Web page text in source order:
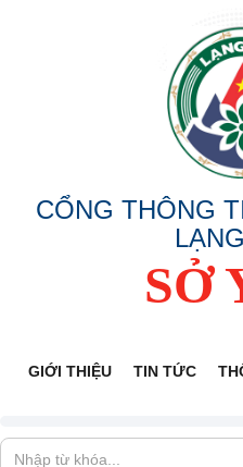
CỔNG THÔNG
SỞ
GIỚI THIỆU TIN TỨC